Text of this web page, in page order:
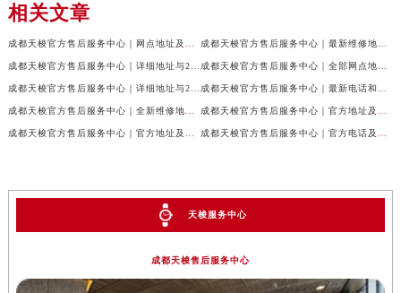
相关文章
天梭服务中心
成都天梭售后服务中心